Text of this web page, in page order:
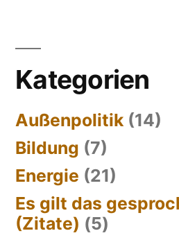
Kategorien
Außenpolitik (14)
Bildung (7)
Energie (21)
Es gilt das
(Zitate) (5)